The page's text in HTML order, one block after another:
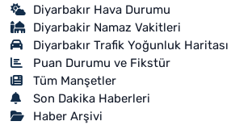
Diyarbakır Hava Durumu
Diyarbakir Namaz Vakitleri
Diyarbakır Trafik Yoğunluk Haritası
Puan Durumu ve Fikstür
Tüm Manşetler
Son Dakika Haberleri
Haber Arşivi